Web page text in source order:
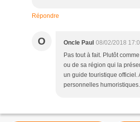
Répondre
O Oncle Paul 08/02/2018
Pas tout à fait. Plutôt
ou de sa région qui la
un guide touristique officiel.
personnelles humoristiques.